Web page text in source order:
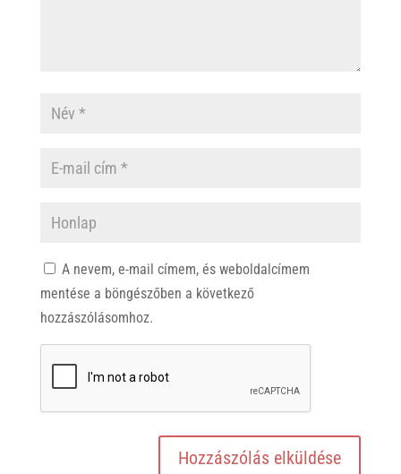
A nevem, e-mail címem, és weboldalcímem
mentése a böngészőben a következő
hozzászólásomhoz.